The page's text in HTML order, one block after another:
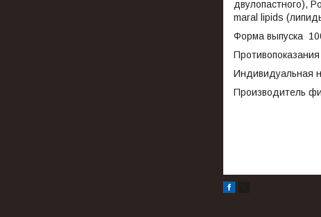
двулопастного),
maral lipids
Форма выпуска
Противопоказания
Индивидуальная
Производитель